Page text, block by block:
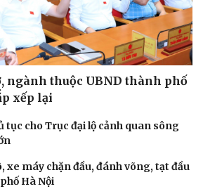
ngành thuộc UBND thành phố
xếp lại
tục cho Trục đại lộ cảnh quan sông
xe máy chặn đầu, đánh võng, tạt đầu
Hà Nội